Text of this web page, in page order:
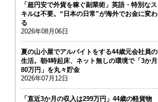
「超円安で外貨を稼ぐ副業術」英語・特別なス
キルは不要。“日本の日常”が海外でお金に変わ
る
2026年08月06日
夏の山小屋でアルバイトをする44歳元会社員の
生活。朝4時起床、ネット無しの環境で「3か月
80万円」を丸々貯金
2026年07月12日
「直近3か月の収入は299万円」44歳の軽貨物